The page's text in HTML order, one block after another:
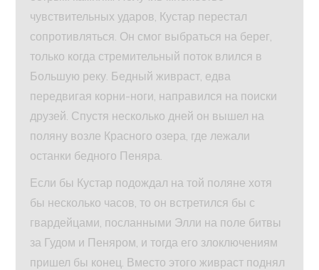
чувствительных ударов, Кустар перестал
сопротивляться. Он смог выбраться на берег,
только когда стремительный поток влился в
Большую реку. Бедный живраст, едва
передвигая корни-ноги, направился на поиски
друзей. Спустя несколько дней он вышел на
поляну возле Красного озера, где лежали
останки бедного Пеняра.
Если бы Кустар подождал на той поляне хотя
бы несколько часов, то он встретился бы с
гвардейцами, посланными Элли на поле битвы
за Гудом и Пеняром, и тогда его злоключениям
пришел бы конец. Вместо этого живраст поднял